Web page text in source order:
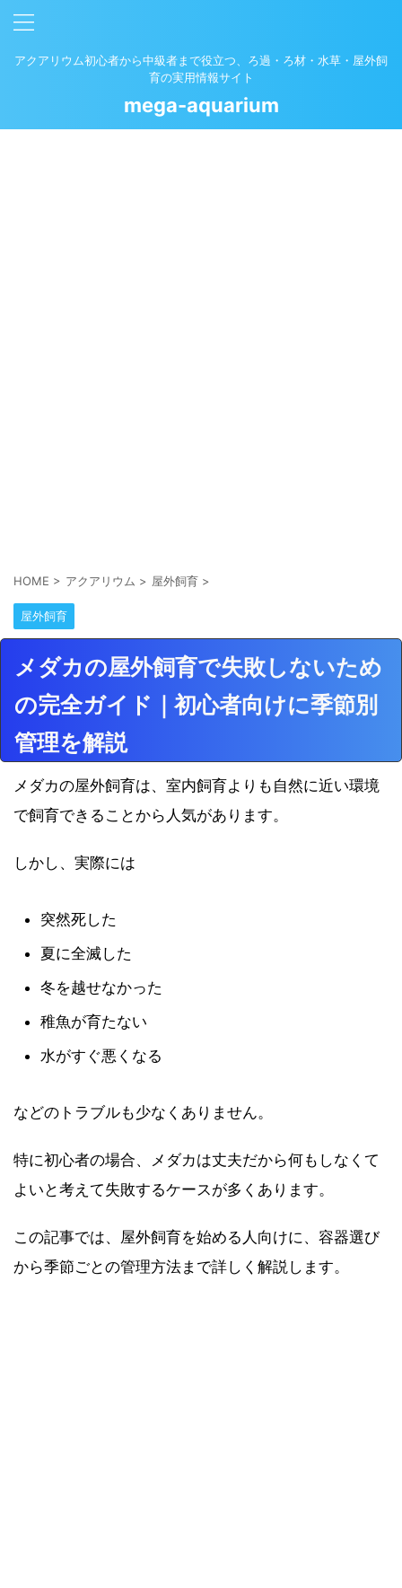
アクアリウム初心者から中級者まで役立つ、ろ過・ろ材・水草・屋外飼
育の実用情報サイト
mega-aquarium
HOME > アクアリウム > 屋外飼育 >
屋外飼育
メダカの屋外飼育で失敗しないため
の完全ガイド｜初心者向けに季節別
管理を解説
メダカの屋外飼育は、室内飼育よりも自然に近い環境
で飼育できることから人気があります。
しかし、実際には
突然死した
夏に全滅した
冬を越せなかった
稚魚が育たない
水がすぐ悪くなる
などのトラブルも少なくありません。
特に初心者の場合、メダカは丈夫だから何もしなくて
よいと考えて失敗するケースが多くあります。
この記事では、屋外飼育を始める人向けに、容器選び
から季節ごとの管理方法まで詳しく解説します。